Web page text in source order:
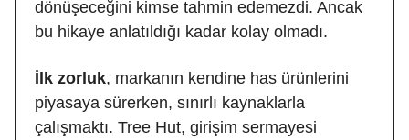
dönüşeceğini kimse tahmin edemezdi. Ancak
bu hikaye anlatıldığı kadar kolay olmadı.
İlk zorluk, markanın kendine has ürünlerini
piyasaya sürerken, sınırlı kaynaklarla
çalışmaktı. Tree Hut, girişim sermayesi